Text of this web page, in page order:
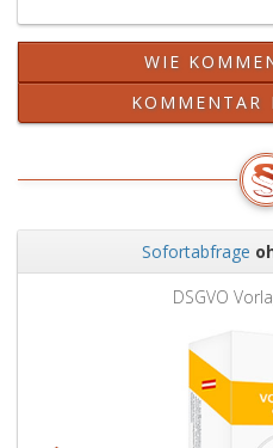
WIE
KOMMENTAR
Sofortabfrage
DSGVO